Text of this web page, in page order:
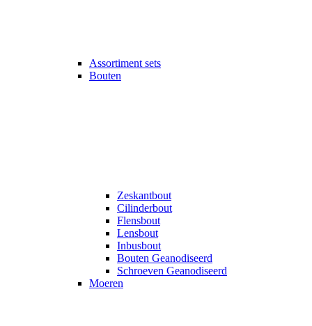
Assortiment sets
Bouten
Zeskantbout
Cilinderbout
Flensbout
Lensbout
Inbusbout
Bouten Geanodiseerd
Schroeven Geanodiseerd
Moeren